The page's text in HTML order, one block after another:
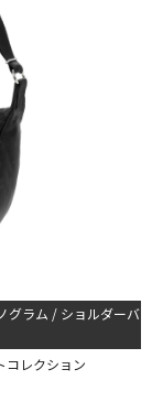
グラム / ショルダーバ
コレクション